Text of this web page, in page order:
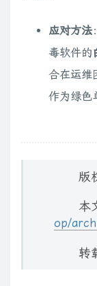
    }
})
if
应对方法
毒软件的
合在运维
作为绿色
版
本
op/
转